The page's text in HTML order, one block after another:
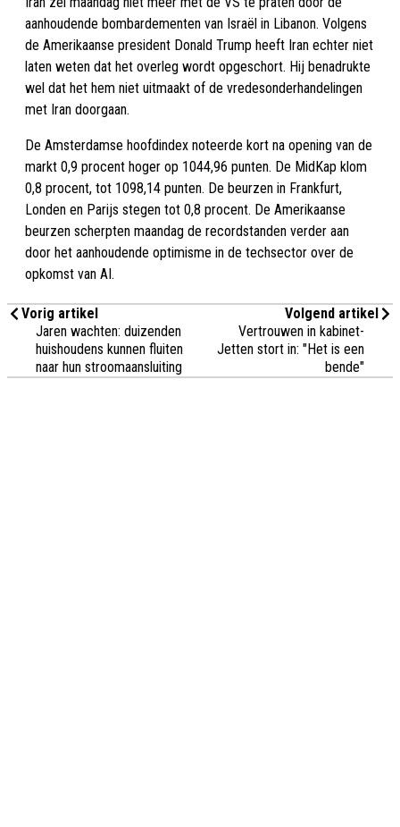
aanhoudende bombardementen van Israël in Libanon. Volgens
de Amerikaanse president Donald Trump heeft Iran echter niet
laten weten dat het overleg wordt opgeschort. Hij benadrukte
wel dat het hem niet uitmaakt of de vredesonderhandelingen
met Iran doorgaan.
De Amsterdamse hoofdindex noteerde kort na opening van de
markt 0,9 procent hoger op 1044,96 punten. De MidKap klom
0,8 procent, tot 1098,14 punten. De beurzen in Frankfurt,
Londen en Parijs stegen tot 0,8 procent. De Amerikaanse
beurzen scherpten maandag de recordstanden verder aan
door het aanhoudende optimisme in de techsector over de
opkomst van AI.
Vorig artikel
Jaren wachten: duizenden
huishoudens kunnen fluiten
naar hun stroomaansluiting
Volgend artikel
Vertrouwen in kabinet-
Jetten stort in: "Het is een
bende"